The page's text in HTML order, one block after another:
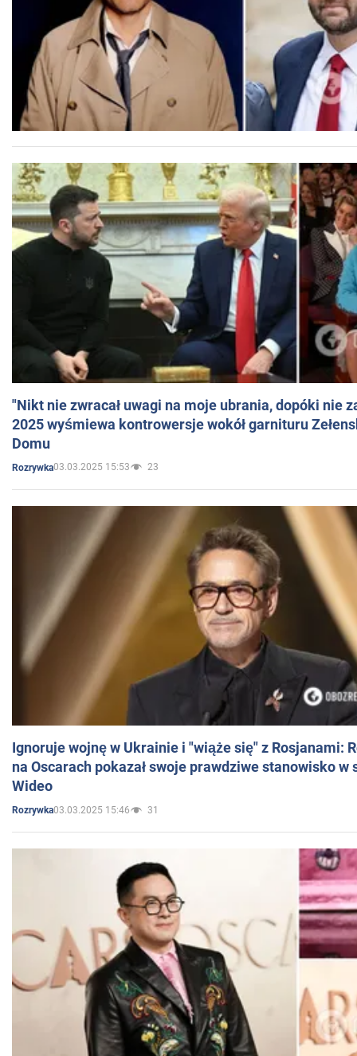
"Nikt nie zwracał uwagi na moje ubrania, dopóki nie
2025 wyśmiewa kontrowersje wokół garnituru
Domu
Rozrywka03.03.2025 15:53 23
Ignoruje wojnę w Ukrainie i "wiąże się" z Rosjanami:
na Oscarach pokazał swoje prawdziwe stanowisko w
Wideo
Rozrywka03.03.2025 15:46 31